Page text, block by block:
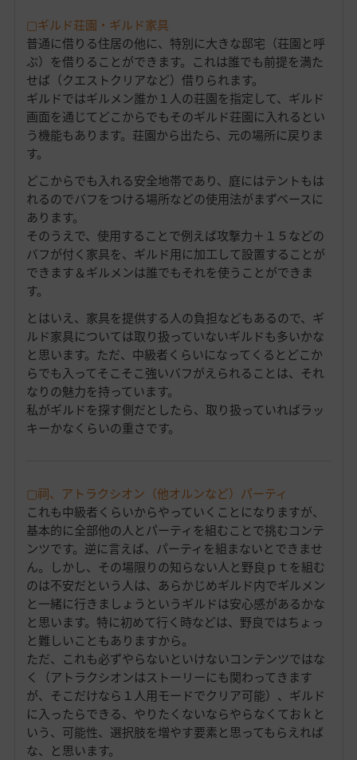
▢ギルド荘園・ギルド家具
普通に借りる住居の他に、特別に大きな邸宅（荘園と呼
ぶ）を借りることができます。これは誰でも前提を満た
せば（クエストクリアなど）借りられます。
ギルドではギルメン誰か１人の荘園を指定して、ギルド
画面を通じてどこからでもそのギルド荘園に入れるとい
う機能もあります。荘園から出たら、元の場所に戻りま
す。
どこからでも入れる安全地帯であり、庭にはテントもは
れるのでバフをつける場所などの使用法がまずベースに
あります。
そのうえで、使用することで例えば攻撃力＋１５などの
バフが付く家具を、ギルド用に加工して設置することが
できます＆ギルメンは誰でもそれを使うことができま
す。
とはいえ、家具を提供する人の負担などもあるので、ギ
ルド家具については取り扱っていないギルドも多いかな
と思います。ただ、中級者くらいになってくるとどこか
らでも入ってそこそこ強いバフがえられることは、それ
なりの魅力を持っています。
私がギルドを探す側だとしたら、取り扱っていればラッ
キーかなくらいの重さです。
▢祠、アトラクシオン（他オルンなど）パーティ
これも中級者くらいからやっていくことになりますが、
基本的に全部他の人とパーティを組むことで挑むコンテ
ンツです。逆に言えば、パーティを組まないとできませ
ん。しかし、その場限りの知らない人と野良ｐｔを組む
のは不安だという人は、あらかじめギルド内でギルメン
と一緒に行きましょうというギルドは安心感があるかな
と思います。特に初めて行く時などは、野良ではちょっ
と難しいこともありますから。
ただ、これも必ずやらないといけないコンテンツではな
く（アトラクシオンはストーリーにも関わってきます
が、そこだけなら１人用モードでクリア可能）、ギルド
に入ったらできる、やりたくないならやらなくておｋと
いう、可能性、選択肢を増やす要素と思ってもらえれば
な、と思います。